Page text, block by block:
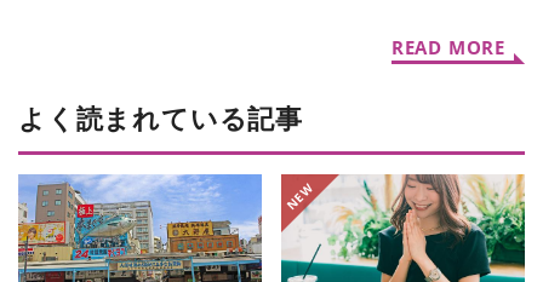
READ MORE
よく読まれている記事